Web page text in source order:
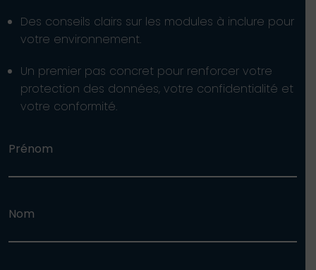
Des conseils clairs sur les modules à inclure pour
votre environnement.
Un premier pas concret pour renforcer votre
protection des données, votre confidentialité et
votre conformité.
Prénom
Nom